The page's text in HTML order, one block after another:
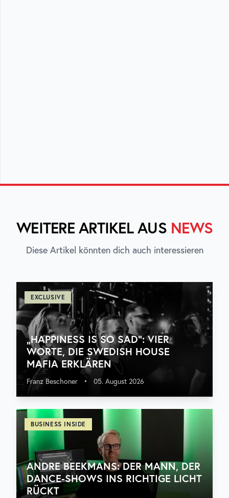
WEITERE ARTIKEL AUS NEWS
Diese Artikel könnten dich auch interessieren
EXCLUSIVE
„HAPPINESS IS SO SAD“: VIER
WORTE, DIE SWEDISH HOUSE
MAFIA ERKLÄREN
Franz Beschoner • 05. August 2026
BUSINESS INSIDE
ANDRE BEEKMANS: DER MANN, DER
DANCE-SHOWS INS RICHTIGE LICHT
RÜCKT